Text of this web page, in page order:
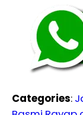
Categories: